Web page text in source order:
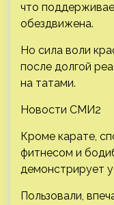
что
обездвижена.
Но сила воли
после долгой
на татами.
Новости СМИ2
Кроме карате,
фитнесом и
демонстрирует
Пользовали,